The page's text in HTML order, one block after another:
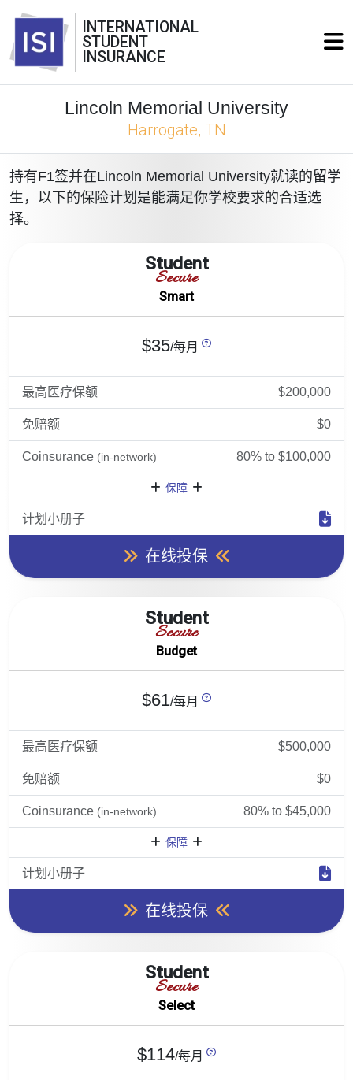
INTERNATIONAL
STUDENT
INSURANCE
Lincoln Memorial University
Harrogate, TN
持有F1签并在Lincoln Memorial University就读的留学
生，以下的保险计划是能满足你学校要求的合适选
择。
Student
Secure
Smart
$35/每月
最高医疗保额 $200,000
免赔额 $0
Coinsurance (in-network) 80% to $100,000
保障
计划小册子
在线投保
Student
Secure
Budget
$61/每月
最高医疗保额 $500,000
免赔额 $0
Coinsurance (in-network) 80% to $45,000
保障
计划小册子
在线投保
Student
Secure
Select
$114/每月